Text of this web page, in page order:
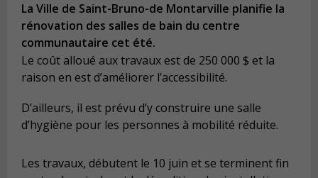
La Ville de Saint-Bruno-de Montarville planifie la
rénovation des salles de bain du centre
communautaire cet été.
Le coût alloué aux travaux est de 250 000 $ et la
raison en est d’améliorer l’accessibilité.
D’ailleurs, il est prévu d’y construire une salle
d’hygiène pour les personnes à mobilité réduite.
Les travaux, débutent le 10 juin et se terminent fin